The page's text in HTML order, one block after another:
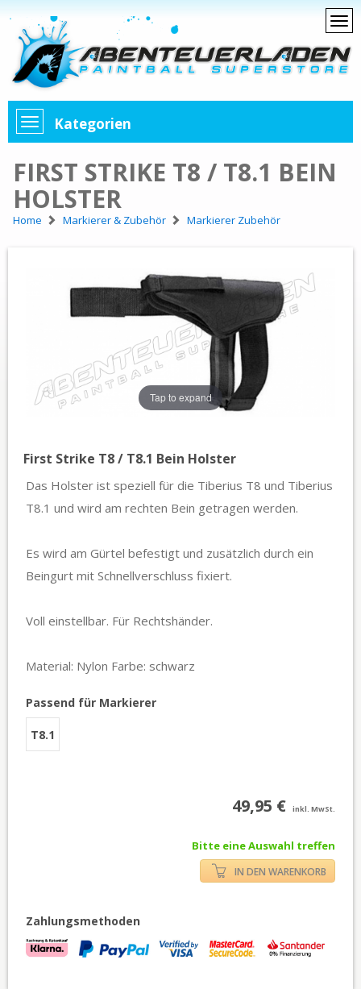
Kategorien
FIRST STRIKE T8 / T8.1 BEIN
HOLSTER
Home Markierer & Zubehör Markierer Zubehör
Tap to expand
First Strike T8 / T8.1 Bein Holster
Das Holster ist speziell für die Tiberius T8 und Tiberius
T8.1 und wird am rechten Bein getragen werden.
Es wird am Gürtel befestigt und zusätzlich durch ein
Beingurt mit Schnellverschluss fixiert.
Voll einstellbar. Für Rechtshänder.
Material: Nylon Farbe: schwarz
Passend für Markierer
T8.1
49,95 € inkl. MwSt.
Bitte eine Auswahl treffen
IN DEN WARENKORB
Zahlungsmethoden